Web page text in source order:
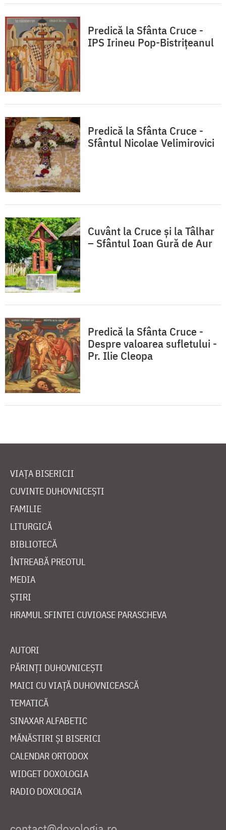
Predică la Sfânta Cruce -
IPS Irineu Pop-Bistriţeanul
Predică la Sfânta Cruce -
Sfântul Nicolae Velimirovici
Cuvânt la Cruce şi la Tâlhar
– Sfântul Ioan Gură de Aur
Predică la Sfânta Cruce -
Despre valoarea sufletului -
Pr. Ilie Cleopa
VIAȚA BISERICII
CUVINTE DUHOVNICEȘTI
FAMILIE
LITURGICĂ
BIBLIOTECĂ
ÎNTREABĂ PREOTUL
MEDIA
ȘTIRI
HRAMUL SFINTEI CUVIOASE PARASCHEVA
AUTORI
PĂRINȚI DUHOVNICEȘTI
MAICI CU VIAȚĂ DUHOVNICEASCĂ
TEMATICĂ
SINAXAR ALFABETIC
MĂNĂSTIRI ȘI BISERICI
CALENDAR ORTODOX
WIDGET DOXOLOGIA
RADIO DOXOLOGIA